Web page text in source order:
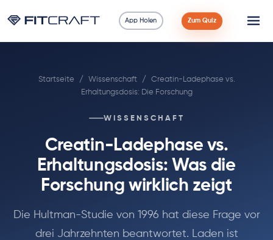
App Holen Zum Quiz
Ratgeber
90 Tage
Übungen
Blog
Startseite / Wissenschaft /
Creatin-Ladephase vs.
Erhaltungsdosis: Die Forschung
WISSENSCHAFT
Creatin-Ladephase vs.
Erhaltungsdosis: Was die
Forschung wirklich zeigt
Die Hultman-Studie von 1996 hat diese Frage vor
drei Jahrzehnten beantwortet. Laden ist